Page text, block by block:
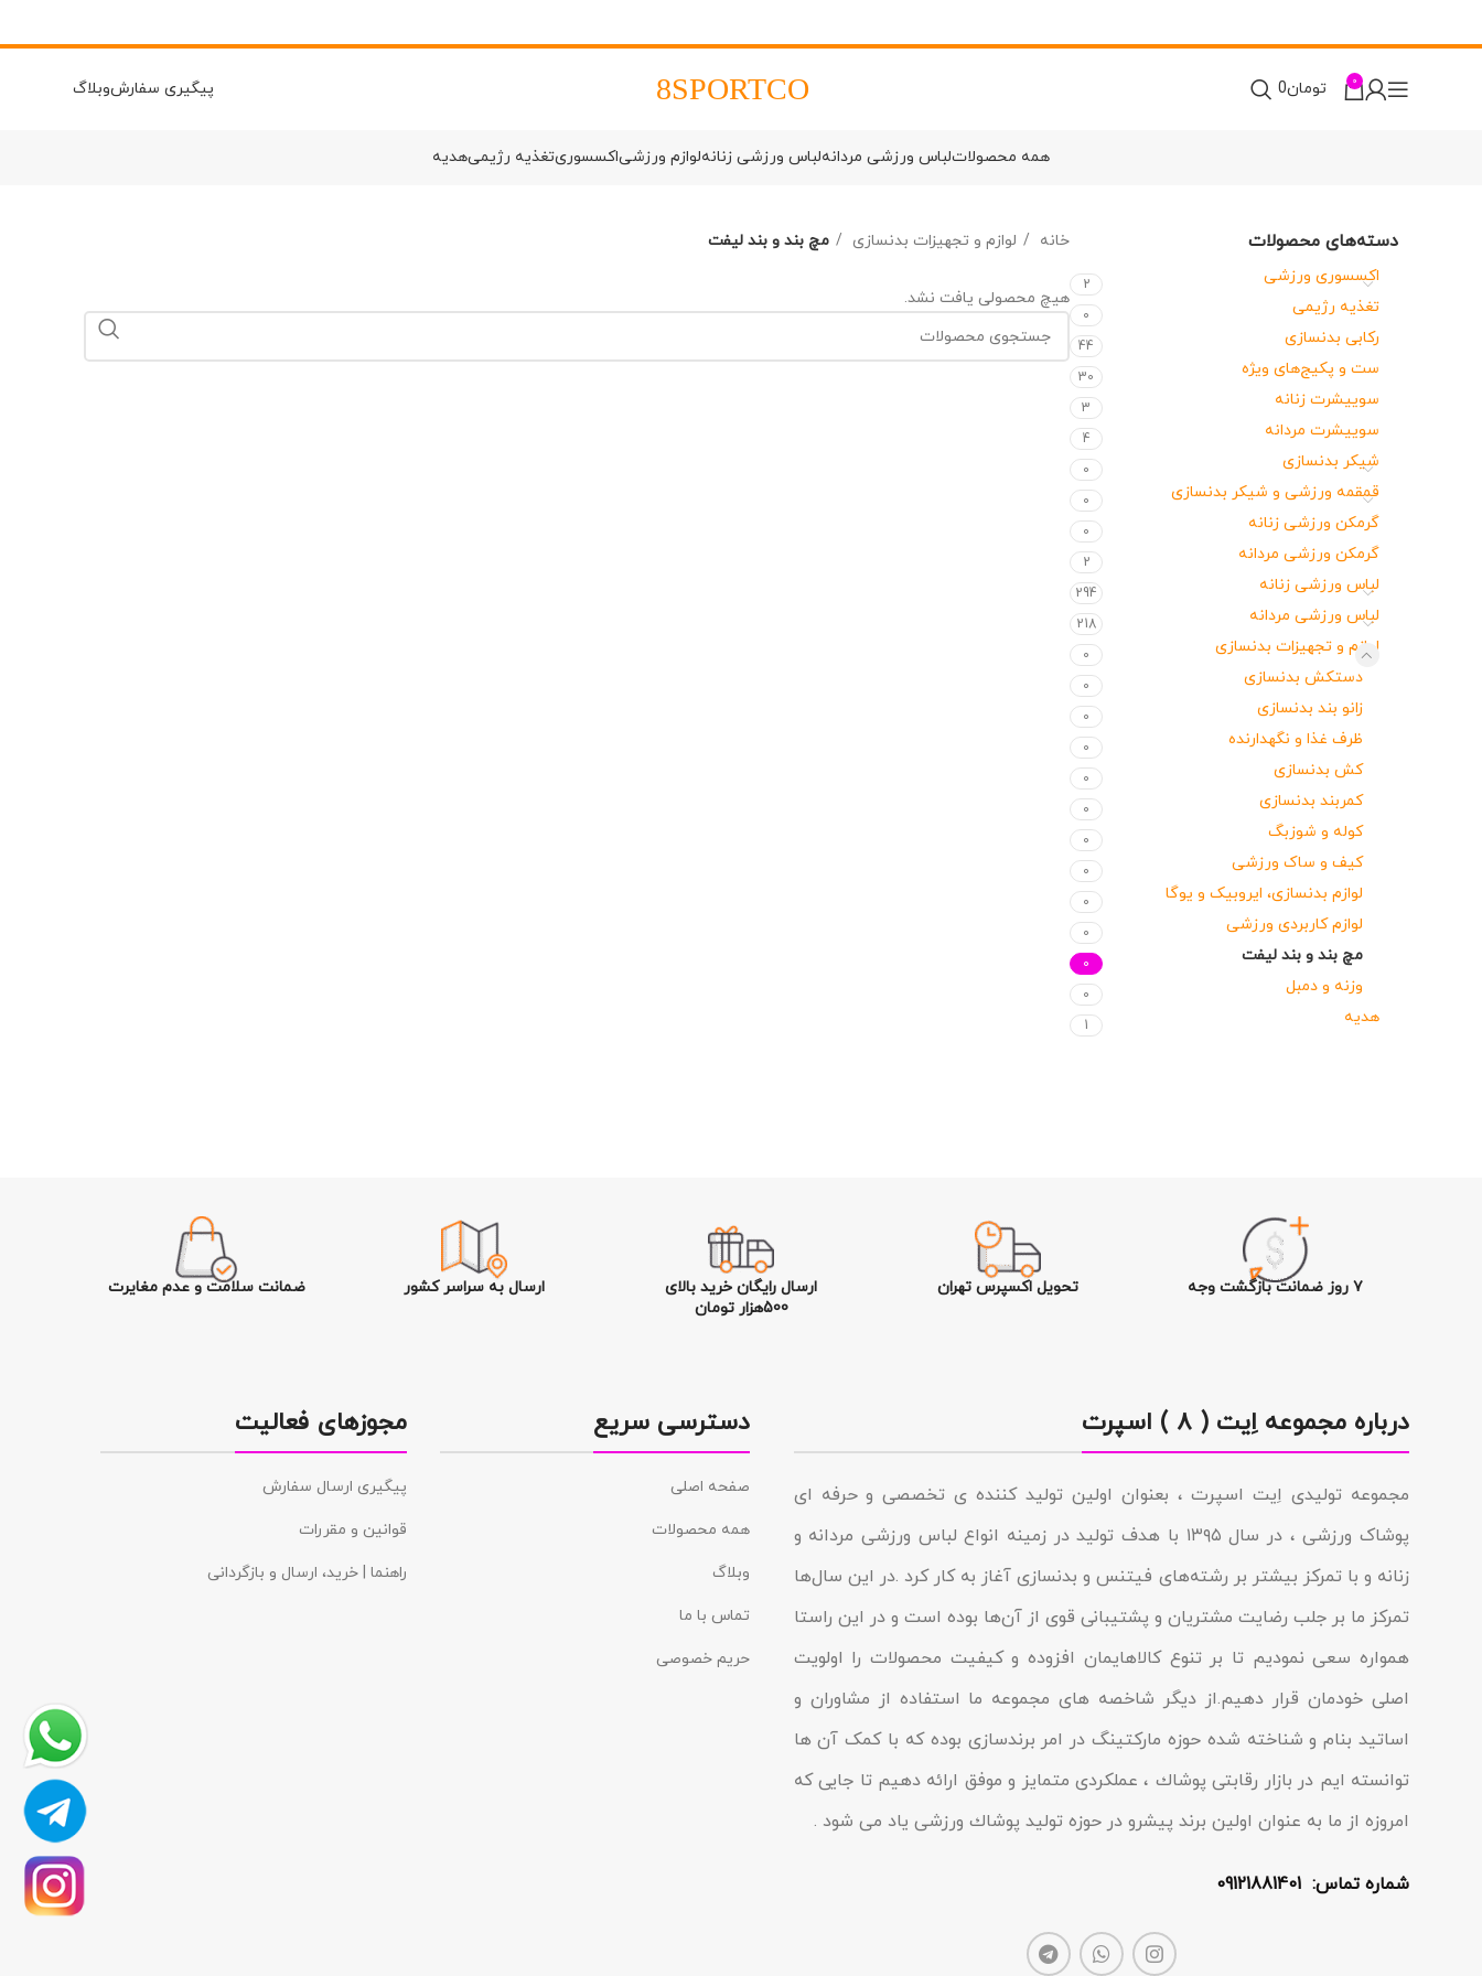
0 تومان0
8SPORTCO پیگیری سفارشوبلاگ
همه محصولاتلباس ورزشی مردانهلباس ورزشی زنانهلوازم ورزشیاکسسوریتغذیه رژیمیهدیه
دسته‌های محصولات
اکسسوری ورزشی 2
تغذیه رژیمی 0
رکابی بدنسازی 44
ست و پکیج‌های ویژه 30
سوییشرت زنانه 3
سوییشرت مردانه 4
شیکر بدنسازی 0
قمقمه ورزشی و شیکر بدنسازی 0
گرمکن ورزشی زنانه 0
گرمکن ورزشی مردانه 2
لباس ورزشی زنانه 294
لباس ورزشی مردانه 218
لوازم و تجهیزات بدنسازی 0
دستکش بدنسازی 0
زانو بند بدنسازی 0
ظرف غذا و نگهدارنده 0
کش بدنسازی 0
کمربند بدنسازی 0
کوله و شوزبگ 0
کیف و ساک ورزشی 0
لوازم بدنسازی، ایروبیک و یوگا 0
لوازم کاربردی ورزشی 0
مچ بند و بند لیفت 0
وزنه و دمبل 0
هدیه 1
خانه لوازم و تجهیزات بدنسازی مچ بند و بند لیفت
هیچ محصولی یافت نشد.
۷ روز ضمانت بازگشت وجه تحویل اکسپرس تهران
ارسال رایگان خرید بالای
500هزار تومان
ارسال به سراسر کشور ضمانت سلامت و عدم مغایرت
درباره مجموعه اِیت ( ۸ ) اسپرت
مجموعه تولیدى اِیت اسپرت ، بعنوان اولین تولید کننده ی تخصصی و حرفه ای
پوشاک ورزشی ، در سال ۱۳۹۵ با هدف تولید در زمینه انواع لباس ورزشی مردانه و
زنانه و با تمرکز بیشتر بر رشته‌های فیتنس و بدنسازی آغاز به کار کرد .در این سال‌ها
تمرکز ما بر جلب رضایت مشتریان و پشتیبانی قوی از آن‌ها بوده است و در این راستا
همواره سعی نمودیم تا بر تنوع کالاهایمان افزوده و کیفیت محصولات را اولویت
اصلی خودمان قرار دهیم.از دیگر شاخصه هاى مجموعه ما استفاده از مشاوران و
اساتید بنام و شناخته شده حوزه مارکتینگ در امر برندسازى بوده که با کمک آن ها
توانسته ایم در بازار رقابتى پوشاك ، عملکردى متمایز و موفق ارائه دهیم تا جایى که
امروزه از ما به عنوان اولین برند پیشرو در حوزه تولید پوشاك ورزشی یاد مى شود .
شماره تماس: 09121881401
دسترسی سریع
صفحه اصلی
همه محصولات
وبلاگ
تماس با ما
حریم خصوصی
مجوزهای فعالیت
پیگیری ارسال سفارش
قوانین و مقررات
راهنما | خرید، ارسال و بازگردانی